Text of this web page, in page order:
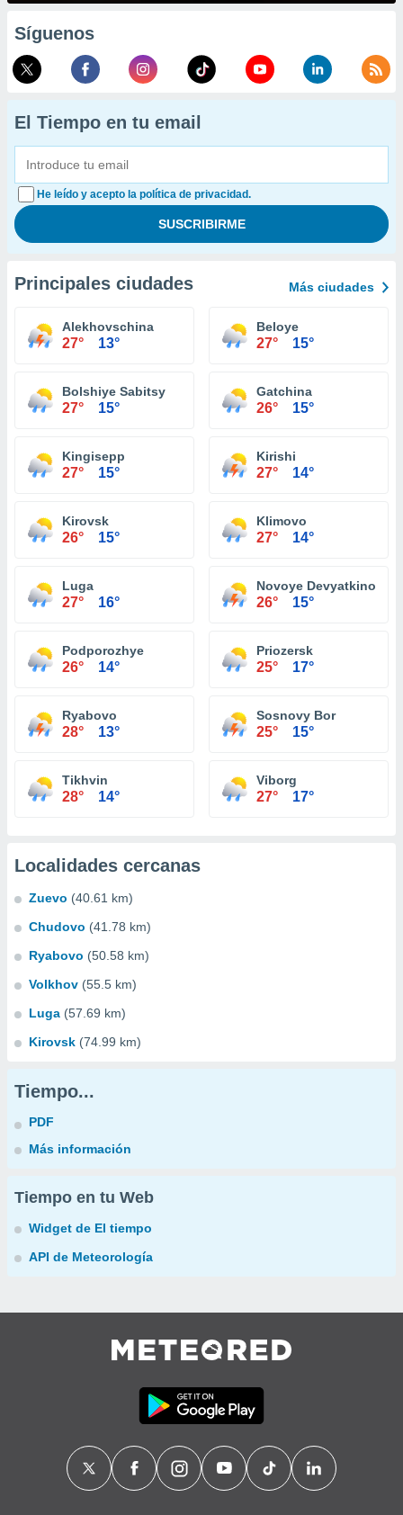
Síguenos
El Tiempo en tu email
He leído y acepto la política de privacidad.
Principales ciudades Más ciudades
Alekhovschina
27° 13°
Beloye
27° 15°
Bolshiye Sabitsy
27° 15°
Gatchina
26° 15°
Kingisepp
27° 15°
Kirishi
27° 14°
Kirovsk
26° 15°
Klimovo
27° 14°
Luga
27° 16°
Novoye Devyatkino
26° 15°
Podporozhye
26° 14°
Priozersk
25° 17°
Ryabovo
28° 13°
Sosnovy Bor
25° 15°
Tikhvin
28° 14°
Viborg
27° 17°
Localidades cercanas
Zuevo (40.61 km)
Chudovo (41.78 km)
Ryabovo (50.58 km)
Volkhov (55.5 km)
Luga (57.69 km)
Kirovsk (74.99 km)
Tiempo...
PDF
Más información
Tiempo en tu Web
Widget de El tiempo
API de Meteorología